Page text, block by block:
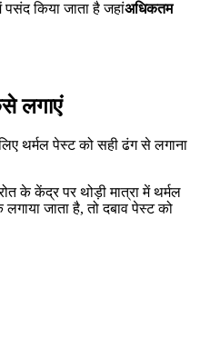
किया जाता है जहांअधिकतम
लगाएं
थर्मल पेस्ट को सही ढंग से लगाना
के केंद्र पर थोड़ी मात्रा में थर्मल
जाता है, तो दबाव पेस्ट को